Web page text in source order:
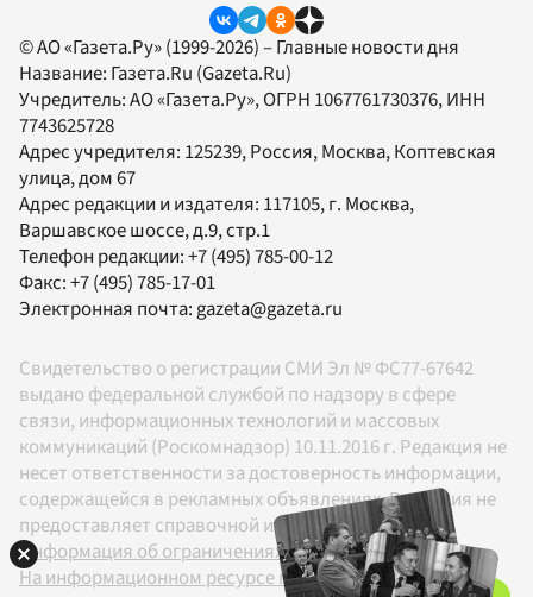
© АО «Газета.Ру» (1999-2026) – Главные новости дня
Название: Газета.Ru (Gazeta.Ru)
Учредитель:АО «Газета.Ру», ОГРН 1067761730376, ИНН
7743625728
Адрес учредителя: 125239, Россия, Москва, Коптевская
улица, дом 67
Адрес редакции и издателя: 117105, г. Москва,
Варшавское шоссе, д.9, стр.1
Телефон редакции:+7 (495) 785-00-12
Факс:+7 (495) 785-17-01
Электронная почта: gazeta@gazeta.ru
Свидетельство о регистрации СМИ Эл № ФС77-67642
выдано федеральной службой по надзору в сфере
связи, информационных технологий и массовых
коммуникаций (Роскомнадзор) 10.11.2016 г. Редакция не
несет ответственности за достоверность информации,
содержащейся в рекламных объявлениях. Редакция не
предоставляет справочной информации.
Информация об ограничениях
На информационном ресурсе применяются